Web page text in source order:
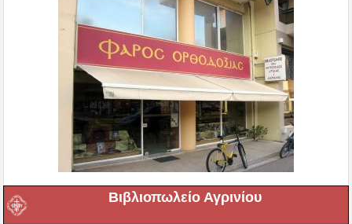
Βιβλιοπωλείο Αγρινίου